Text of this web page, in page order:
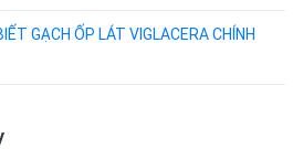
GẠCH ỐP LÁT VIGLACERA CHÍNH